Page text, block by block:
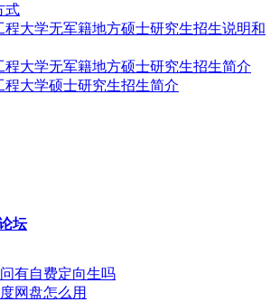
式
程大学无军籍地方硕士研究生招生说明和
程大学无军籍地方硕士研究生招生简介
程大学硕士研究生招生简介
坛
有自费定向生吗
网盘怎么用